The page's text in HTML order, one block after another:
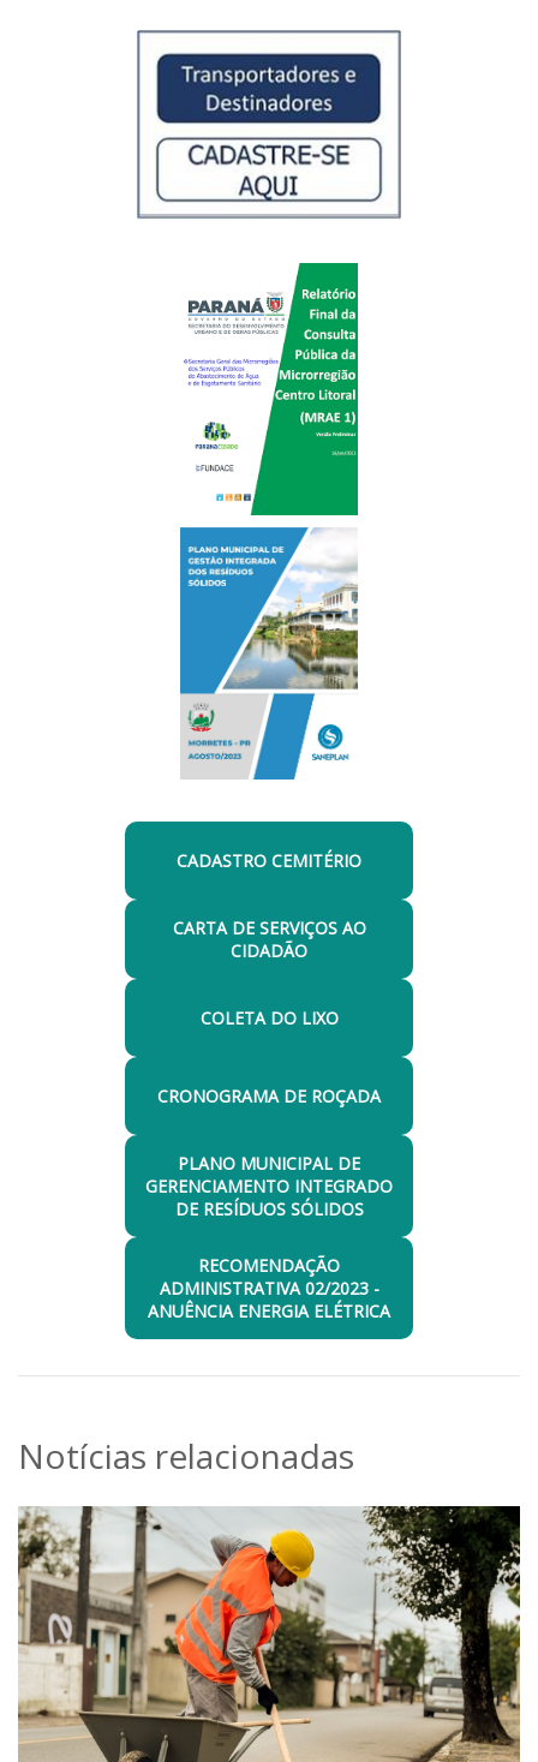
CADASTRO CEMITÉRIO
CARTA DE SERVIÇOS AO
CIDADÃO
COLETA DO LIXO
CRONOGRAMA DE ROÇADA
PLANO MUNICIPAL DE
GERENCIAMENTO INTEGRADO
DE RESÍDUOS SÓLIDOS
RECOMENDAÇÃO
ADMINISTRATIVA 02/2023 -
ANUÊNCIA ENERGIA ELÉTRICA
Notícias relacionadas